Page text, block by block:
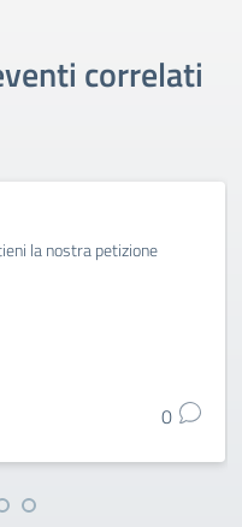
correlati
la nostra petizione
0